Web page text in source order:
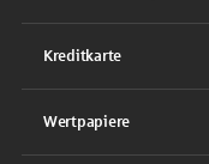
Kreditkarte
Wertpapiere